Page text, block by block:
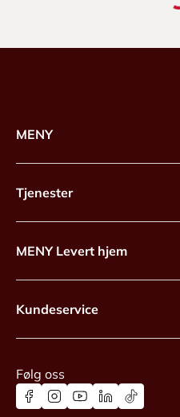
MENY
Tjenester
MENY Levert hjem
Kundeservice
Følg oss